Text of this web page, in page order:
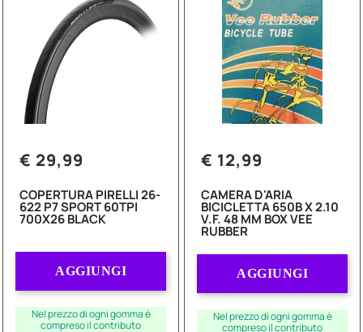
€ 29,99
COPERTURA PIRELLI 26-
622 P7 SPORT 60TPI
700X26 BLACK
AGGIUNGI
Nel prezzo di ogni gomma è
compreso il contributo
€ 12,99
CAMERA D'ARIA
BICICLETTA 650B X 2.10
V.F. 48 MM BOX VEE
RUBBER
AGGIUNGI
Nel prezzo di ogni gomma è
compreso il contributo